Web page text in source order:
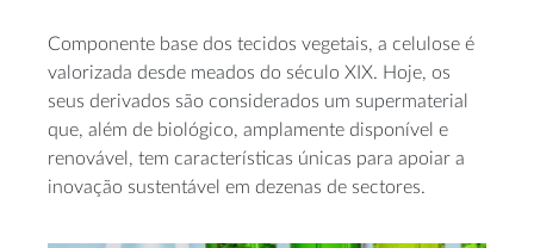
Componente base dos tecidos vegetais, a celulose é
valorizada desde meados do século XIX. Hoje, os
seus derivados são considerados um supermaterial
que, além de biológico, amplamente disponível e
renovável, tem características únicas para apoiar a
inovação sustentável em dezenas de sectores.